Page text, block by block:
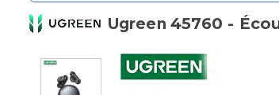
Ugreen 45760 -